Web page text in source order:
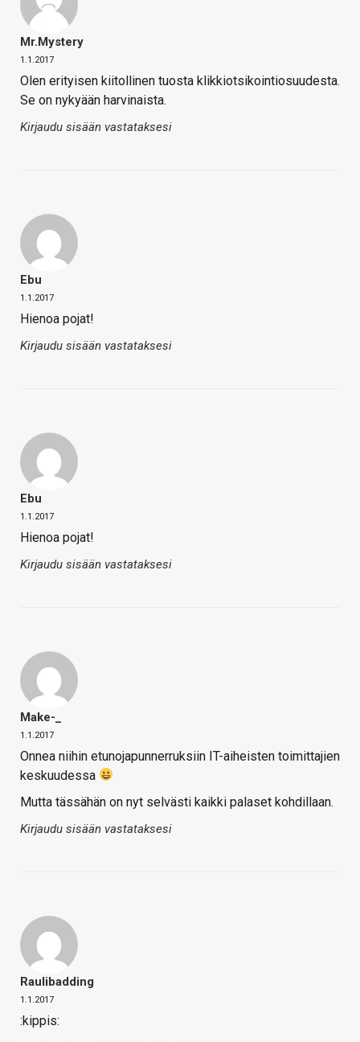
Mr.Mystery
1.1.2017
Olen erityisen kiitollinen tuosta klikkiotsikointiosuudesta.
Se on nykyään harvinaista.
Kirjaudu sisään vastataksesi
Ebu
1.1.2017
Hienoa pojat!
Kirjaudu sisään vastataksesi
Ebu
1.1.2017
Hienoa pojat!
Kirjaudu sisään vastataksesi
Make-_
1.1.2017
Onnea niihin etunojapunnerruksiin IT-aiheisten toimittajien
keskuudessa
Mutta tässähän on nyt selvästi kaikki palaset kohdillaan.
Kirjaudu sisään vastataksesi
Raulibadding
1.1.2017
:kippis: